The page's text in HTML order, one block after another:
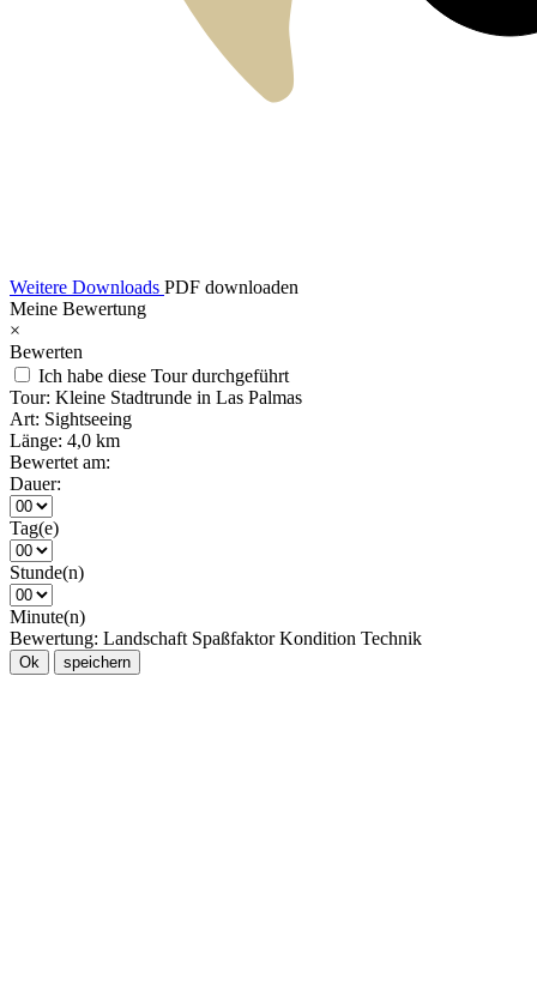
Weitere Downloads PDF downloaden
Meine Bewertung
×
Bewerten
Ich habe diese Tour durchgeführt
Tour: Kleine Stadtrunde in Las Palmas
Art: Sightseeing
Länge: 4,0 km
Bewertet am:
Dauer:
Tag(e)
Stunde(n)
Minute(n)
Bewertung: Landschaft Spaßfaktor Kondition Technik
Ok speichern